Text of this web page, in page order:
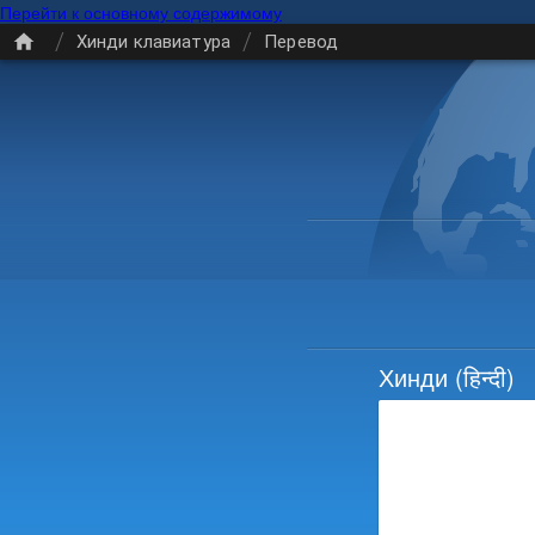
Перейти к основному содержимому
/ Хинди клавиатура / Перевод
Хинди (हिन्दी)